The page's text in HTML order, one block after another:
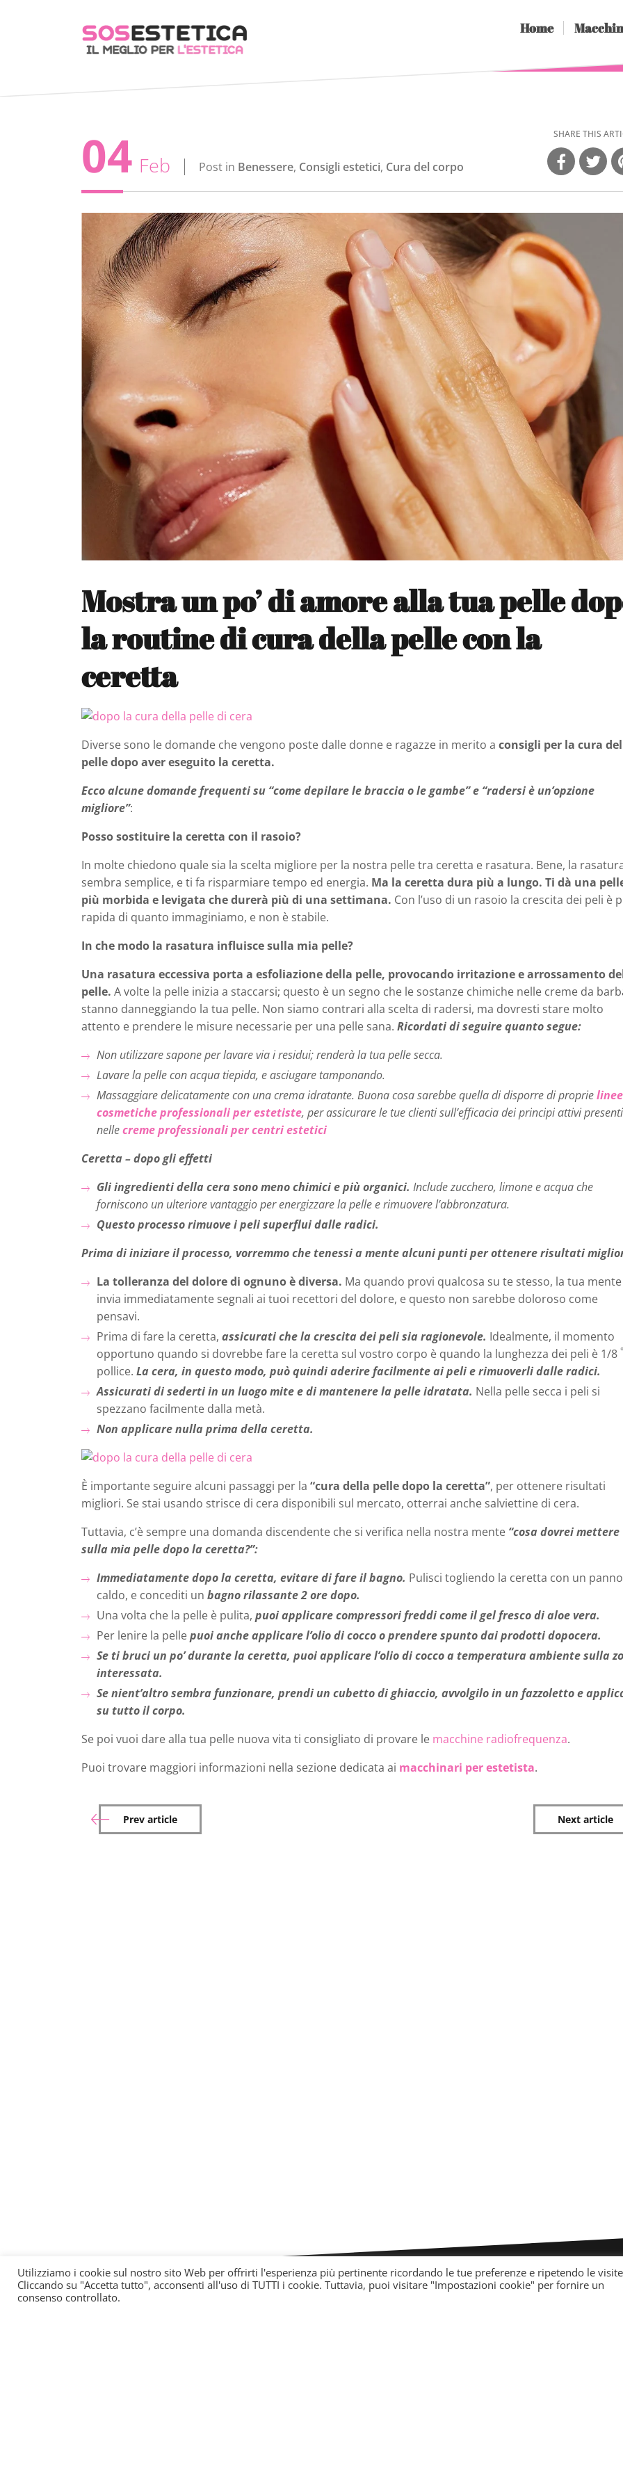
Home
04 Feb Post in Benessere, Consigli estetici, Cura del corpo
SHARE THIS
Mostra un po’ di amore alla tua pelle
la routine di cura della pelle con la
ceretta
Diverse sono le domande che vengono poste dalle donne e ragazze in merito a consigli per la cura
pelle dopo aver eseguito la ceretta.
Ecco alcune domande frequenti su “come depilare le braccia o le gambe” e “radersi è un’opzione
migliore”:
Posso sostituire la ceretta con il rasoio?
In molte chiedono quale sia la scelta migliore per la nostra pelle tra ceretta e rasatura. Bene, la
sembra semplice, e ti fa risparmiare tempo ed energia. Ma la ceretta dura più a lungo. Ti dà una
più morbida e levigata che durerà più di una settimana. Con l’uso di un rasoio la crescita dei peli è
rapida di quanto immaginiamo, e non è stabile.
In che modo la rasatura influisce sulla mia pelle?
Una rasatura eccessiva porta a esfoliazione della pelle, provocando irritazione e arrossamento
pelle. A volte la pelle inizia a staccarsi; questo è un segno che le sostanze chimiche nelle creme da
stanno danneggiando la tua pelle. Non siamo contrari alla scelta di radersi, ma dovresti stare molto
attento e prendere le misure necessarie per una pelle sana. Ricordati di seguire quanto segue:
Non utilizzare sapone per lavare via i residui; renderà la tua pelle secca.
Lavare la pelle con acqua tiepida, e asciugare tamponando.
Massaggiare delicatamente con una crema idratante. Buona cosa sarebbe quella di disporre di proprielinee
cosmetiche professionali per estetiste, per assicurare le tue clienti sull’efficacia dei principi attivi presenti
nellecreme professionali per centri estetici
Ceretta – dopo gli effetti
Gli ingredienti della cera sono meno chimici e più organici.Include zucchero, limone e acqua che
forniscono un ulteriore vantaggio per energizzare la pelle e rimuovere l’abbronzatura.
Questo processo rimuove i peli superflui dalle radici.
Prima di iniziare il processo, vorremmo che tenessi a mente alcuni punti per ottenere risultati
La tolleranza del dolore di ognuno è diversa. Ma quando provi qualcosa su te stesso, la tua mente
invia immediatamente segnali ai tuoi recettori del dolore, e questo non sarebbe doloroso come
pensavi.
Prima di fare la ceretta,assicurati che la crescita dei peli sia ragionevole. Idealmente, il momento
opportuno quando si dovrebbe fare la ceretta sul vostro corpo è quando la lunghezza dei peli è 1/8°
pollice.La cera, in questo modo, può quindi aderire facilmente ai peli e rimuoverli dalle radici.
Assicurati di sederti in un luogo mite e dimantenere la pelle idratata. Nella pelle secca i peli si
spezzano facilmente dalla metà.
Non applicare nulla prima della ceretta.
È importante seguire alcuni passaggi per la “cura della pelle dopo la ceretta”, per ottenere risultati
migliori. Se stai usando strisce di cera disponibili sul mercato, otterrai anche salviettine di cera.
Tuttavia, c’è sempre una domanda discendente che si verifica nella nostra mente “cosa dovrei mettere
sulla mia pelle dopo la ceretta?”:
Immediatamente dopo la ceretta, evitare di fare il bagno. Pulisci togliendo la ceretta con un panno
caldo, e concediti unbagno rilassante 2 ore dopo.
Una volta che la pelle è pulita,puoiapplicare compressori freddi come il gel fresco di aloe vera.
Per lenire la pellepuoi anche applicare l’olio di cocco o prendere spunto dai prodotti dopocera.
Se ti bruci un po’ durante la ceretta, puoi applicare l’olio di cocco a temperatura ambiente sulla
interessata.
Se nient’altro sembra funzionare, prendi un cubetto di ghiaccio, avvolgilo in un fazzoletto e
su tutto il corpo.
Se poi vuoi dare alla tua pelle nuova vita ti consigliato di provare le macchine radiofrequenza.
Puoi trovare maggiori informazioni nella sezione dedicata ai macchinari per estetista.
Prev article Next article
Utilizziamo i cookie sul nostro sito Web per offrirti l'esperienza più pertinente ricordando le tue preferenze e ripetendo le
Cliccando su "Accetta tutto", acconsenti all'uso di TUTTI i cookie. Tuttavia, puoi visitare "Impostazioni cookie" per fornire un
consenso controllato.